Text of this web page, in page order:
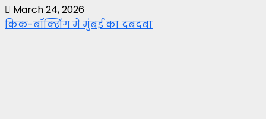
March 24, 2026
किक-बॉक्सिंग में मुंबई का दबदबा